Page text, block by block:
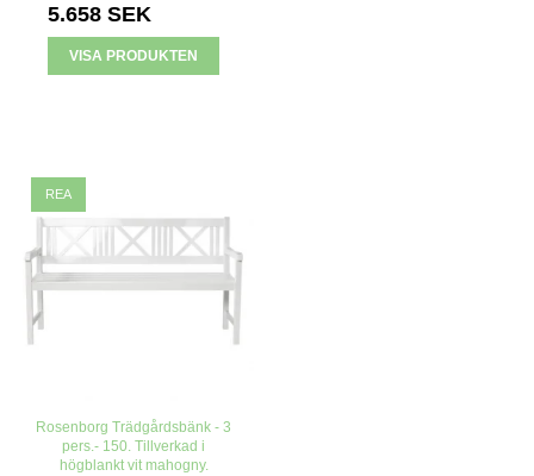
5.658 SEK
VISA PRODUKTEN
REA
Rosenborg Trädgårdsbänk - 3
pers.- 150. Tillverkad i
högblankt vit mahogny.